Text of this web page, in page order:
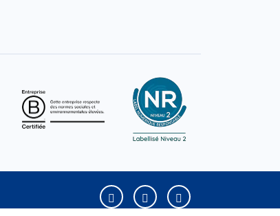
Boursorama sur Facebook
Boursorama sur X
Boursorama sur